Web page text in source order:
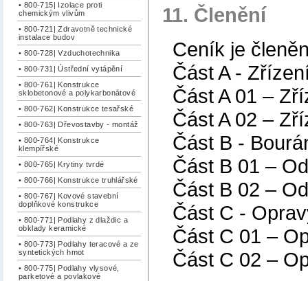
• 800-715| Izolace proti
chemickým vlivům
• 800-721| Zdravotně technické
instalace budov
• 800-728| Vzduchotechnika
• 800-731| Ústřední vytápění
• 800-761| Konstrukce
sklobetonové a polykarbonátové
• 800-762| Konstrukce tesařské
• 800-763| Dřevostavby - montáž
• 800-764| Konstrukce
klempířské
• 800-765| Krytiny tvrdé
• 800-766| Konstrukce truhlářské
• 800-767| Kovové stavební
doplňkové konstrukce
• 800-771| Podlahy z dlaždic a
obklady keramické
• 800-773| Podlahy teracové a ze
syntetických hmot
• 800-775| Podlahy vlysové,
parketové a povlakové
11. Členění
Ceník je
Část A -
Část A 01 –
Část A 02 –
Část B -
Část B 01 –
Část B 02 –
Část C -
Část C 01 –
Část C 02 –